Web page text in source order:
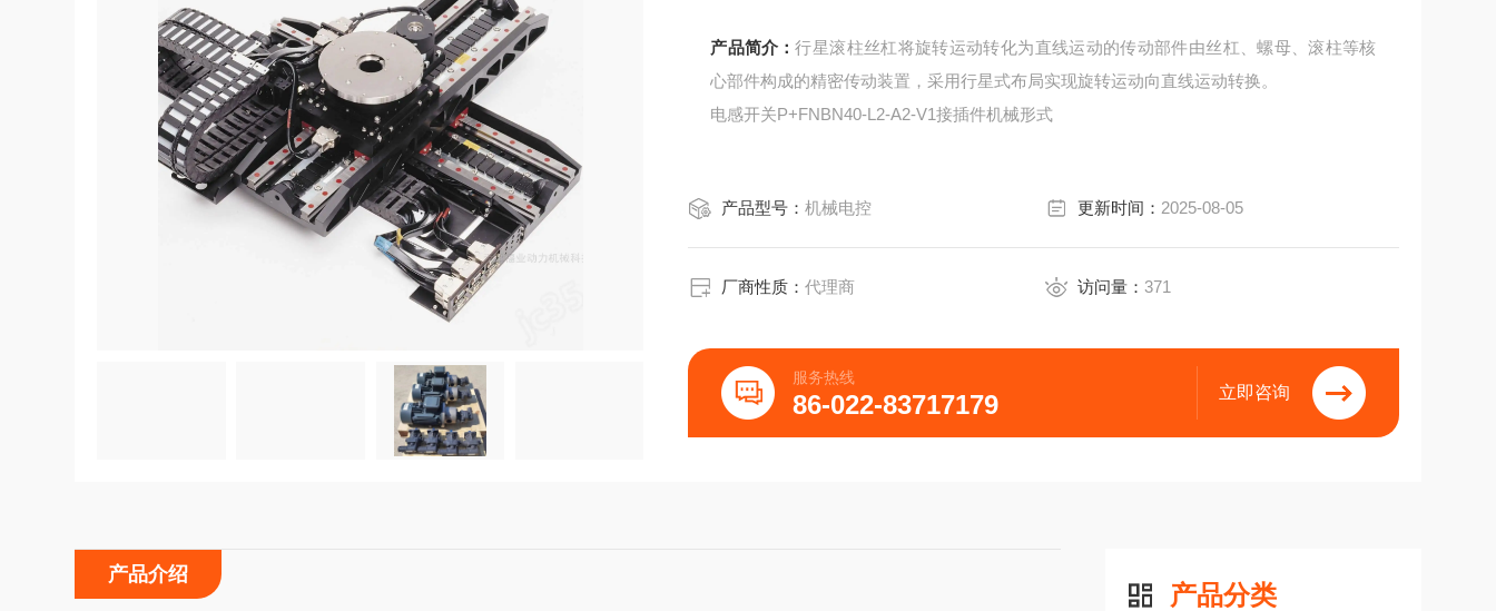
产品简介：行星滚柱丝杠将旋转运动转化为直线运动的传动部件由丝杠、螺母、滚柱等核
心部件构成的精密传动装置，采用行星式布局实现旋转运动向直线运动转换。
电感开关P+FNBN40-L2-A2-V1接插件机械形式
产品型号：机械电控 更新时间： 2025-08-05
厂商性质：代理商 访问量： 371
服务热线
86-022-83717179 立即咨询
产品分类
产品介绍